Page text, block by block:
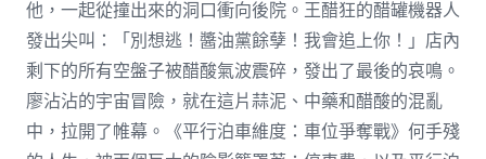
他，一起從撞出來的洞口衝向後院。王醋狂的醋罐機器人
發出尖叫：「別想逃！醬油黨餘孽！我會追上你！」店內
剩下的所有空盤子被醋酸氣波震碎，發出了最後的哀鳴。
廖沾沾的宇宙冒險，就在這片蒜泥、中藥和醋酸的混亂
中，拉開了帷幕。《平行泊車維度：車位爭奪戰》何手殘